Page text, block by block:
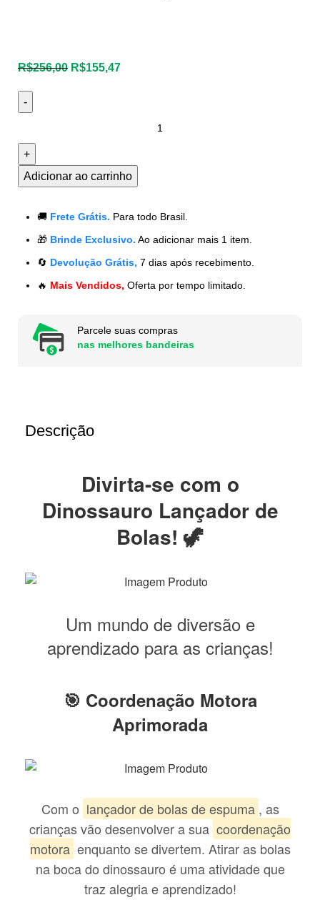
R$256,00 R$155,47
Adicionar ao carrinho
🚚 Frete Grátis. Para todo Brasil.
🎁 Brinde Exclusivo. Ao adicionar mais 1 item.
🔄 Devolução Grátis, 7 dias após recebimento.
🔥 Mais Vendidos, Oferta por tempo limitado.
Parcele suas compras
nas melhores bandeiras
Descrição
Divirta-se com o
Dinossauro Lançador de
Bolas! 🦖
Um mundo de diversão e
aprendizado para as crianças!
🎯 Coordenação Motora
Aprimorada
Com o lançador de bolas de espuma , as
crianças vão desenvolver a sua coordenação
motora enquanto se divertem. Atirar as bolas
na boca do dinossauro é uma atividade que
traz alegria e aprendizado!